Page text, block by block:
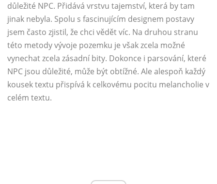
důležité NPC. Přidává vrstvu tajemství, která by tam
jinak nebyla. Spolu s fascinujícím designem postavy
jsem často zjistil, že chci vědět víc. Na druhou stranu
této metody vývoje pozemku je však zcela možné
vynechat zcela zásadní bity. Dokonce i parsování, které
NPC jsou důležité, může být obtížné. Ale alespoň každý
kousek textu přispívá k celkovému pocitu melancholie v
celém textu.